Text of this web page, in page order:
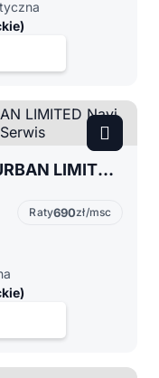
Mazda 3 III 2.0 Benzyna * URBAN LIMITED Navi Kamera LED BiXenon Parktronik Serwis
Raty690zł/msc